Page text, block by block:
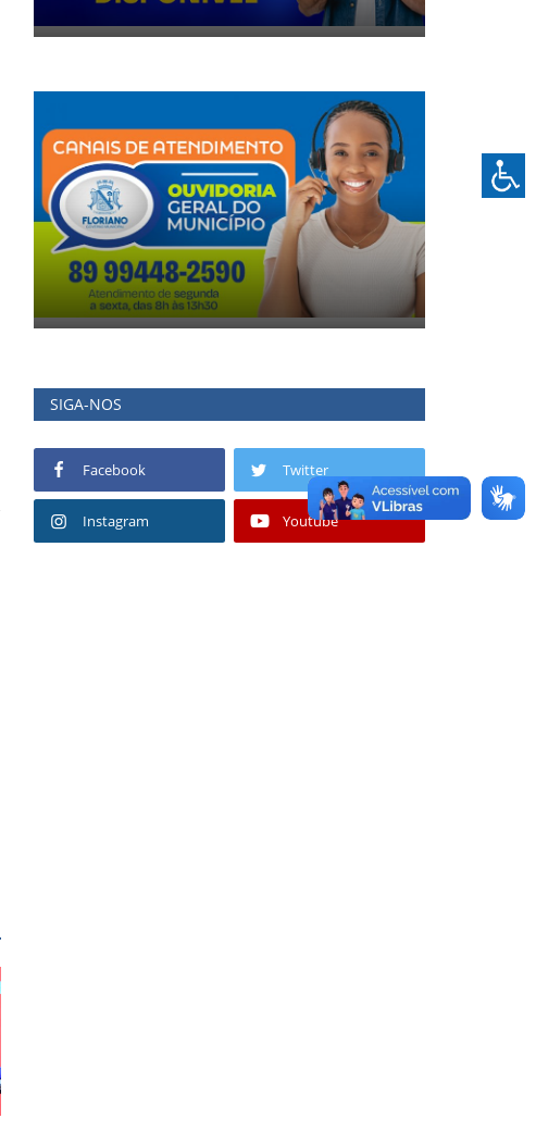
SIGA-NOS
Facebook Twitter
Instagram Youtube